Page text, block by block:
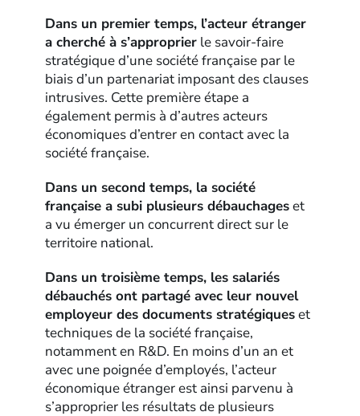
Dans un premier temps, l’acteur étranger
a cherché à s’approprier le savoir-faire
stratégique d’une société française par le
biais d’un partenariat imposant des clauses
intrusives. Cette première étape a
également permis à d’autres acteurs
économiques d’entrer en contact avec la
société française.
Dans un second temps, la société
française a subi plusieurs débauchageset
a vu émerger un concurrent direct sur le
territoire national.
Dans un troisième temps, les salariés
débauchés ont partagé avec leur nouvel
employeur des documents stratégiqueset
techniques de la société française,
notamment en R&D. En moins d’un an et
avec une poignée d’employés, l’acteur
économique étranger est ainsi parvenu à
s’approprier les résultats de plusieurs